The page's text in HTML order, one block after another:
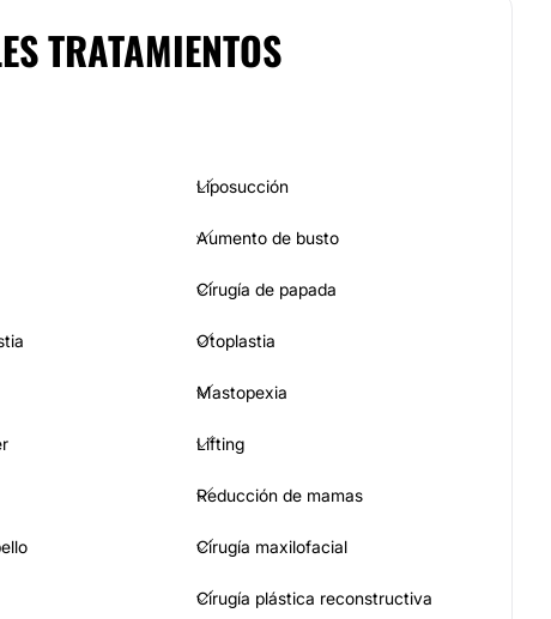
TRATAMIENTOS
Liposucción
Aumento de busto
Cirugía de papada
Otoplastia
Mastopexia
Lifting
Reducción de mamas
Cirugía maxilofacial
Cirugía plástica reconstructiva